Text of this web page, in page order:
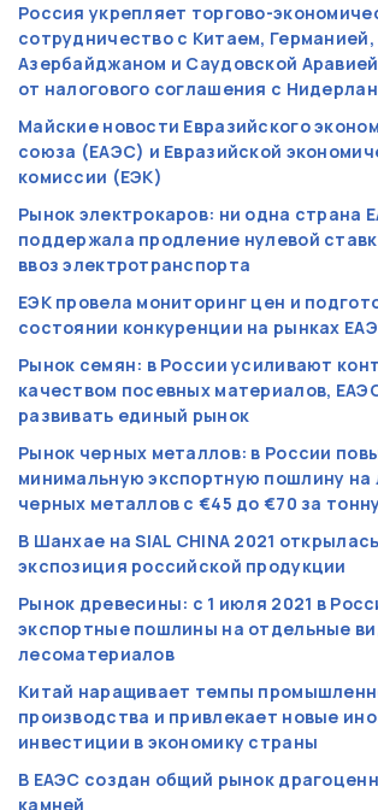
Россия укрепляет торгово-
сотрудничество с Китаем,
Азербайджаном и Саудовской
от налогового соглашения с
Майские новости Евразийского
союза (ЕАЭС) и Евразийской
комиссии (ЕЭК)
Рынок электрокаров: ни одна страна
поддержала продление нулевой
ввоз электротранспорта
ЕЭК провела мониторинг цен и
состоянии конкуренции на рынках
Рынок семян: в России усиливают
качеством посевных материалов,
развивать единый рынок
Рынок черных металлов: в России
минимальную экспортную пошлину на
черных металлов с €45 до €70 за
В Шанхае на SIAL CHINA 2021
экспозиция российской продукции
Рынок древесины: с 1 июля 2021 в
экспортные пошлины на отдельные
лесоматериалов
Китай наращивает темпы
производства и привлекает новые
инвестиции в экономику страны
В ЕАЭС создан общий рынок
камней